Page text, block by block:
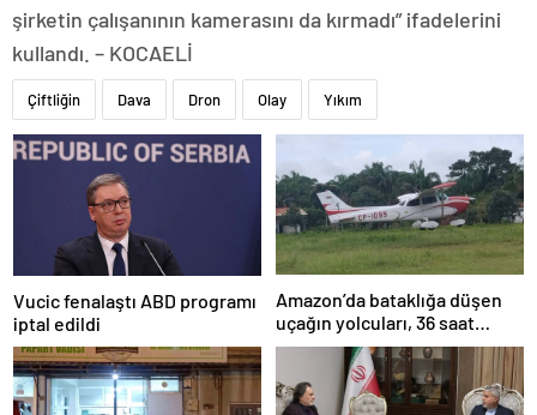
şirketin çalışanının kamerasını da kırmadı” ifadelerini
kullandı. – KOCAELİ
Çiftliğin Dava Dron Olay Yıkım
Vucic fenalaştı ABD programı
iptal edildi
Amazon’da bataklığa düşen
uçağın yolcuları, 36 saat
kurtarılmayı bekledi